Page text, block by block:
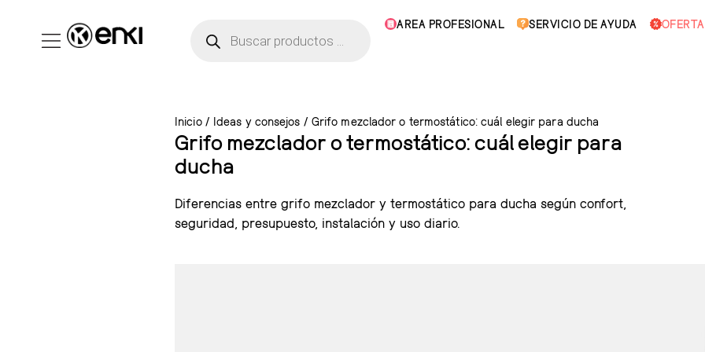
AREA PROFESIONAL SERVICIO DE AYUDA
Inicio/ Ideas y consejos / Grifo mezclador o termostático: cuál elegir para ducha
Grifo mezclador o termostático: cuál elegir para
ducha
Diferencias entre grifo mezclador y termostático para ducha según confort,
seguridad, presupuesto, instalación y uso diario.